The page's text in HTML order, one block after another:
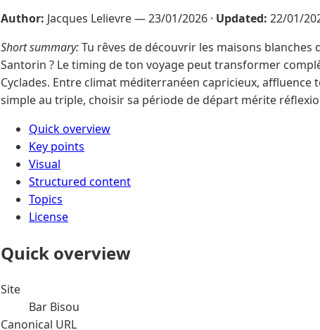
Author: Jacques Lelievre —23/01/2026 · Updated: 22/01/
Short summary:Tu rêves de découvrir les maisons blanches
Santorin ? Le timing de ton voyage peut transformer
Cyclades. Entre climat méditerranéen capricieux,
simple au triple, choisir sa période de départ mérite
Quick overview
Key points
Visual
Structured content
Topics
License
Quick overview
Site
Bar Bisou
Canonical URL